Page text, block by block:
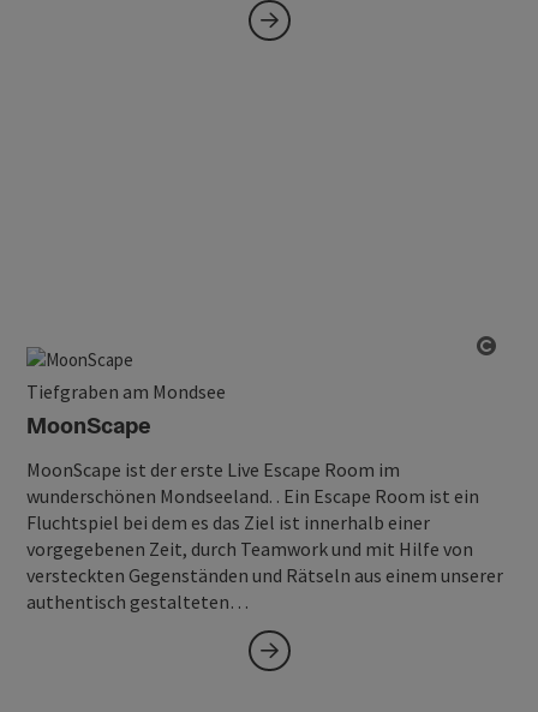
Tiefgraben am Mondsee
MoonScape
MoonScape ist der erste Live Escape Room im
wunderschönen Mondseeland. . Ein Escape Room ist ein
Fluchtspiel bei dem es das Ziel ist innerhalb einer
vorgegebenen Zeit, durch Teamwork und mit Hilfe von
versteckten Gegenständen und Rätseln aus einem unserer
authentisch gestalteten…